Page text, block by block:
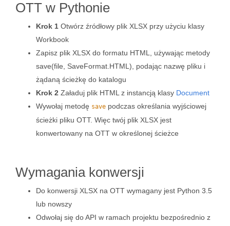
OTT w Pythonie
Krok 1 Otwórz źródłowy plik XLSX przy użyciu klasy
Workbook
Zapisz plik XLSX do formatu HTML, używając metody
save(file, SaveFormat.HTML), podając nazwę pliku i
żądaną ścieżkę do katalogu
Krok 2 Załaduj plik HTML z instancją klasy Document
Wywołaj metodę save podczas określania wyjściowej
ścieżki pliku OTT. Więc twój plik XLSX jest
konwertowany na OTT w określonej ścieżce
Wymagania konwersji
Do konwersji XLSX na OTT wymagany jest Python 3.5
lub nowszy
Odwołaj się do API w ramach projektu bezpośrednio z